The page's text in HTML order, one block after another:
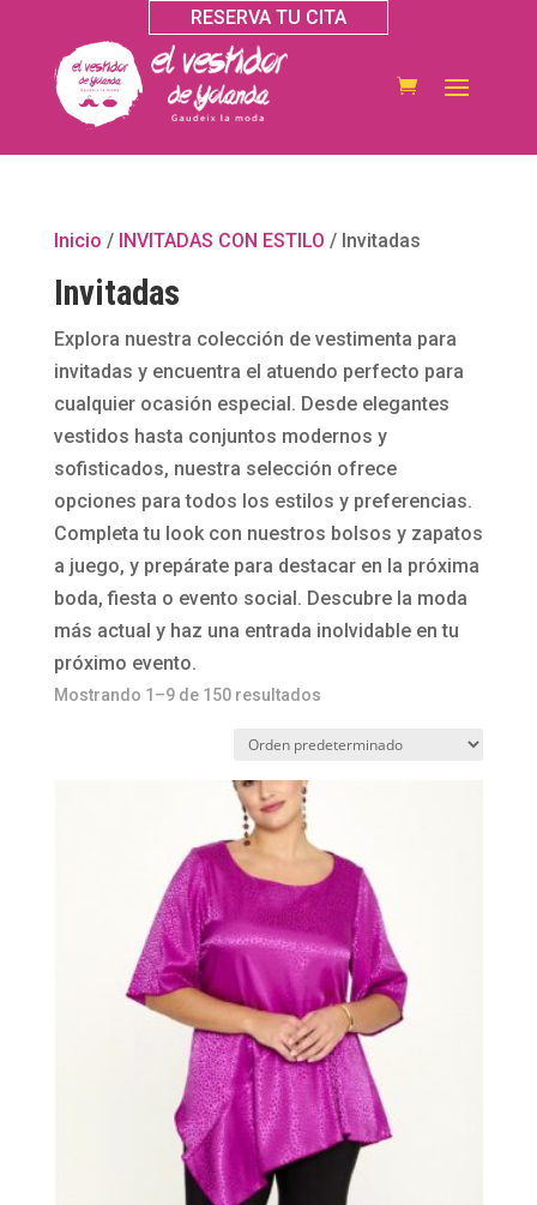
RESERVA TU CITA
Inicio / INVITADAS CON ESTILO / Invitadas
Invitadas
Explora nuestra colección de vestimenta para
invitadas y encuentra el atuendo perfecto para
cualquier ocasión especial. Desde elegantes
vestidos hasta conjuntos modernos y
sofisticados, nuestra selección ofrece
opciones para todos los estilos y preferencias.
Completa tu look con nuestros bolsos y zapatos
a juego, y prepárate para destacar en la próxima
boda, fiesta o evento social. Descubre la moda
más actual y haz una entrada inolvidable en tu
próximo evento.
Mostrando 1–9 de 150 resultados